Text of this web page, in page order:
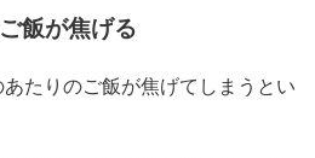
飯が焦げる
たりのご飯が焦げてしまうとい